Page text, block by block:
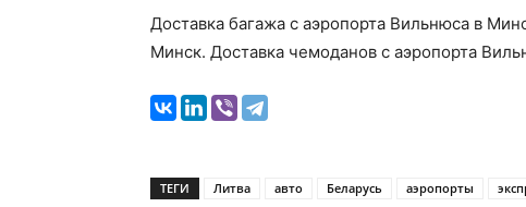
Доставка багажа с аэропорта Вильнюса в
Минск. Доставка чемоданов с аэропорта
ТЕГИ Литва авто Беларусь аэропорты